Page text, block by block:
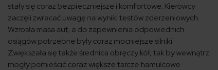
stały się coraz bezpieczniejsze i komfortowe. Kierowcy
zaczęli zwracać uwagę na wyniki testów zderzeniowych.
Wzrosła masa aut, a do zapewnienia odpowiednich
osiągów potrzebne były coraz mocniejsze silniki.
Zwiększała się także średnica obręczy kół, tak by wewnątrz
mogły pomieścić coraz większe tarcze hamulcowe